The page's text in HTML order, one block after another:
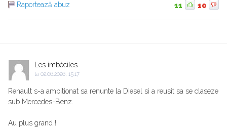
Raportează abuz
11 10
Les imbéciles
la 02.06.2026, 15:17
Renault s-a ambitionat sa renunte la Diesel si a reusit sa se claseze
sub Mercedes-Benz.
Au plus grand !